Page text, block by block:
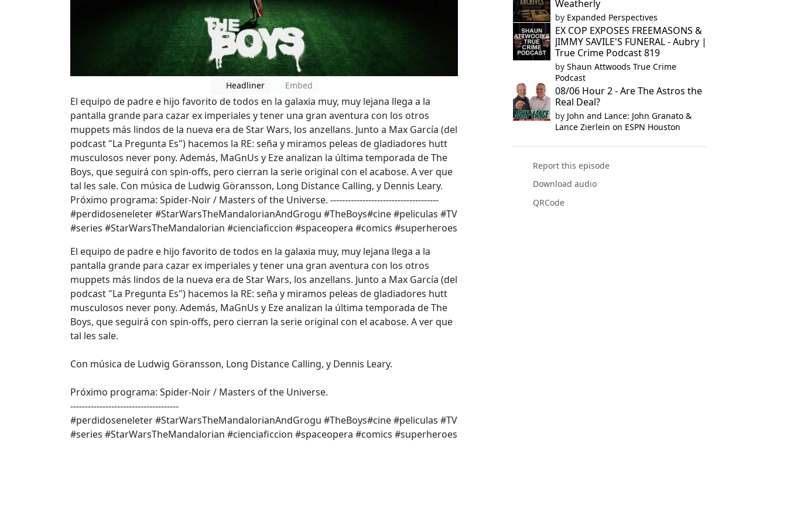
Headliner Embed
El equipo de padre e hijo favorito de todos en la galaxia muy, muy lejana llega a la
pantalla grande para cazar ex imperiales y tener una gran aventura con los otros
muppets más lindos de la nueva era de Star Wars, los anzellans. Junto a Max García (del
podcast "La Pregunta Es") hacemos la RE: seña y miramos peleas de gladiadores hutt
musculosos never pony. Además, MaGnUs y Eze analizan la última temporada de The
Boys, que seguirá con spin-offs, pero cierran la serie original con el acabose. A ver que
tal les sale. Con música de Ludwig Göransson, Long Distance Calling, y Dennis Leary.
Próximo programa: Spider-Noir / Masters of the Universe. -------------------------------------
#perdidoseneleter #StarWarsTheMandalorianAndGrogu #TheBoys#cine #peliculas #TV
#series #StarWarsTheMandalorian #cienciaficcion #spaceopera #comics #superheroes
El equipo de padre e hijo favorito de todos en la galaxia muy, muy lejana llega a la
pantalla grande para cazar ex imperiales y tener una gran aventura con los otros
muppets más lindos de la nueva era de Star Wars, los anzellans. Junto a Max García (del
podcast "La Pregunta Es") hacemos la RE: seña y miramos peleas de gladiadores hutt
musculosos never pony. Además, MaGnUs y Eze analizan la última temporada de The
Boys, que seguirá con spin-offs, pero cierran la serie original con el acabose. A ver que
tal les sale.
Con música de Ludwig Göransson, Long Distance Calling, y Dennis Leary.
Próximo programa: Spider-Noir / Masters of the Universe.
-------------------------------------
#perdidoseneleter #StarWarsTheMandalorianAndGrogu #TheBoys#cine #peliculas #TV
#series #StarWarsTheMandalorian #cienciaficcion #spaceopera #comics #superheroes
Weatherly
by Expanded Perspectives
EX COP EXPOSES FREEMASONS &
JIMMY SAVILE'S FUNERAL - Aubry |
True Crime Podcast 819
by Shaun Attwoods True Crime
Podcast
08/06 Hour 2 - Are The Astros the
Real Deal?
by John and Lance: John Granato &
Lance Zierlein on ESPN Houston
Report this episode
Download audio
QRCode